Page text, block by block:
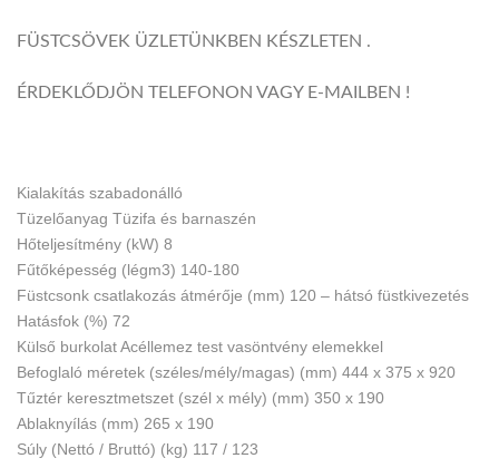
FÜSTCSÖVEK ÜZLETÜNKBEN KÉSZLETEN .
ÉRDEKLŐDJÖN TELEFONON VAGY E-MAILBEN !
Kialakítás szabadonálló
Tüzelőanyag Tüzifa és barnaszén
Hőteljesítmény (kW) 8
Fűtőképesség (légm3) 140-180
Füstcsonk csatlakozás átmérője (mm) 120 – hátsó füstkivezetés
Hatásfok (%) 72
Külső burkolat Acéllemez test vasöntvény elemekkel
Befoglaló méretek (széles/mély/magas) (mm) 444 x 375 x 920
Tűztér keresztmetszet (szél x mély) (mm) 350 x 190
Ablaknyílás (mm) 265 x 190
Súly (Nettó / Bruttó) (kg) 117 / 123